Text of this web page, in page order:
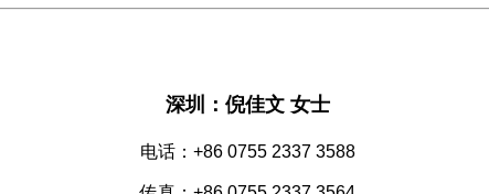
深圳：倪佳文 女士
电话：+86 0755 2337 3588